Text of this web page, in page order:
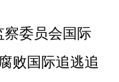
委员会国际
败国际追逃追